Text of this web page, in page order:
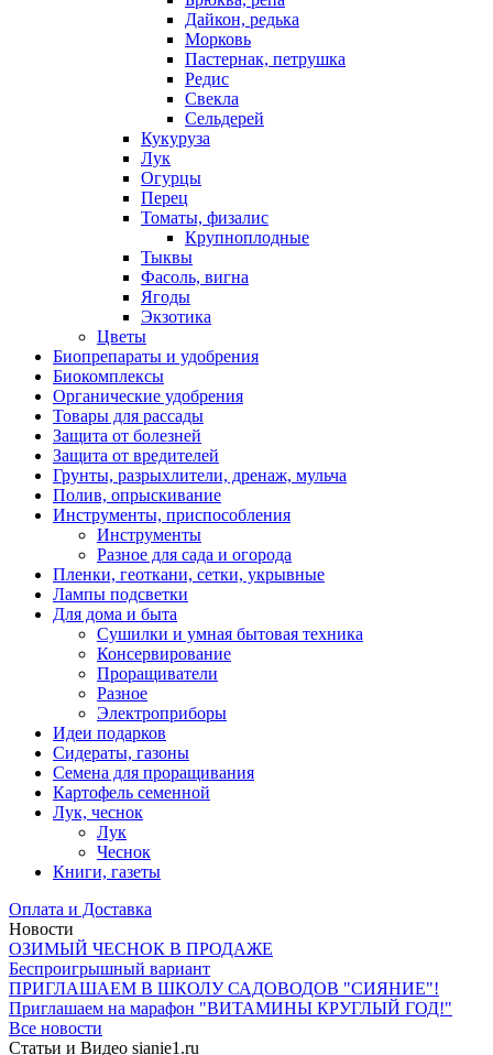
Дайкон, редька
Морковь
Пастернак, петрушка
Редис
Свекла
Сельдерей
Кукуруза
Лук
Огурцы
Перец
Томаты, физалис
Крупноплодные
Тыквы
Фасоль, вигна
Ягоды
Экзотика
Цветы
Биопрепараты и удобрения
Биокомплексы
Органические удобрения
Товары для рассады
Защита от болезней
Защита от вредителей
Грунты, разрыхлители, дренаж, мульча
Полив, опрыскивание
Инструменты, приспособления
Инструменты
Разное для сада и огорода
Пленки, геоткани, сетки, укрывные
Лампы подсветки
Для дома и быта
Сушилки и умная бытовая техника
Консервирование
Проращиватели
Разное
Электроприборы
Идеи подарков
Сидераты, газоны
Семена для проращивания
Картофель семенной
Лук, чеснок
Лук
Чеснок
Книги, газеты
Оплата и Доставка
Новости
ОЗИМЫЙ ЧЕСНОК В ПРОДАЖЕ
Беспроигрышный вариант
ПРИГЛАШАЕМ В ШКОЛУ САДОВОДОВ "СИЯНИЕ"!
Приглашаем на марафон "ВИТАМИНЫ КРУГЛЫЙ ГОД!"
Все новости
Статьи и Видео sianie1.ru